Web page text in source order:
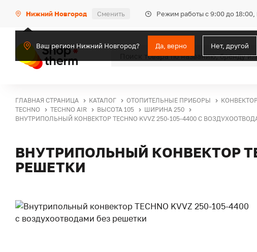
Нижний Новгород Сменить Режим работы с 9:00 до
Ваш регион Нижний Новгород? Да, верно Нет, другой
ГЛАВНАЯ СТРАНИЦА КАТАЛОГ ОТОПИТЕЛЬНЫЕ ПРИБОРЫ
TECHNO
TECHNO AIR ВЫСОТА 105
ШИРИНА 250
ВНУТРИПОЛЬНЫЙ КОНВЕКТОР TECHNO KVVZ 250-105-4400 С
ВНУТРИПОЛЬНЫЙ КОНВЕКТОР
РЕШЕТКИ